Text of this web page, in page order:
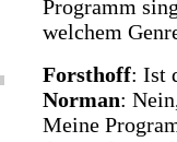
Programm
welchem
Forsthoff: Ist
Norman:
Meine